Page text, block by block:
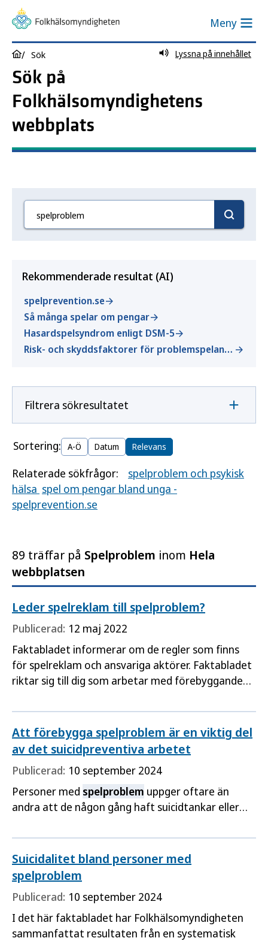
Meny
Sök Lyssna på innehållet
Sök på
Folkhälsomyndighetens
webbplats
Rekommenderade resultat (AI)
spelprevention.se
Så många spelar om pengar
Hasardspelsyndrom enligt DSM-5
Risk- och skyddsfaktorer för problemspelande
Filtrera sökresultatet
Sortering: A-Ö Datum Relevans
Relaterade sökfrågor:
spelproblem och psykisk
hälsa spel om pengar bland unga -
spelprevention.se
89 träffar på Spelproblem inom Hela
webbplatsen
Leder spelreklam till spelproblem?
Publicerad: 12 maj 2022
Faktabladet informerar om de regler som finns
för spelreklam och ansvariga aktörer. Faktabladet
riktar sig till dig som arbetar med förebyggande
Att förebygga spelproblem är en viktig del
av det suicidpreventiva arbetet
Publicerad: 10 september 2024
Personer med spelproblem uppger oftare än
andra att de någon gång haft suicidtankar eller
från vetenskapliga studier som sammanställts i
ett nytt faktablad från Folkhälsomyndigheten.
Suicidalitet bland personer med
spelproblem
Publicerad: 10 september 2024
I det här faktabladet har Folkhälsomyndigheten
sammanfattat resultaten från en systematisk